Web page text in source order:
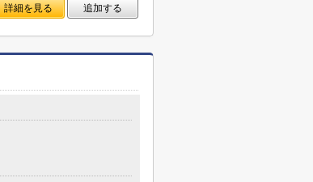
詳細を見る 追加する